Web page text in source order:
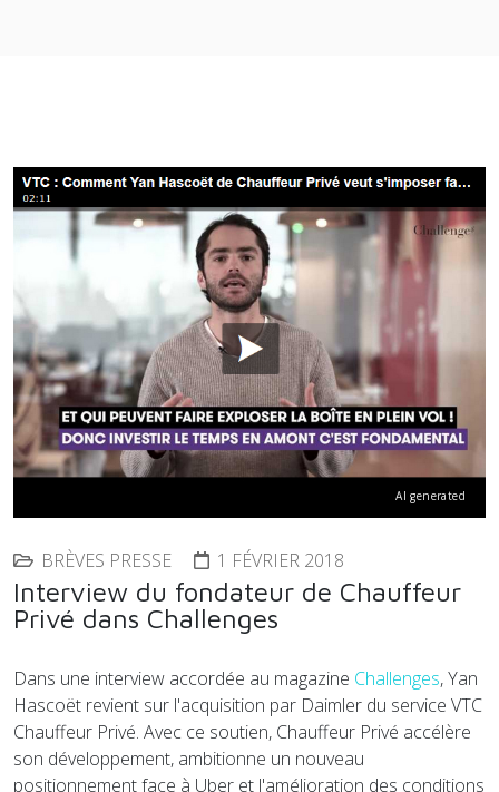
AI generated
BRÈVES PRESSE 1 FÉVRIER 2018
Interview du fondateur de Chauffeur
Privé dans Challenges
Dans une interview accordée au magazine Challenges, Yan
Hascoët revient sur l'acquisition par Daimler du service VTC
Chauffeur Privé. Avec ce soutien, Chauffeur Privé accélère
son développement, ambitionne un nouveau
positionnement face à Uber et l'amélioration des conditions